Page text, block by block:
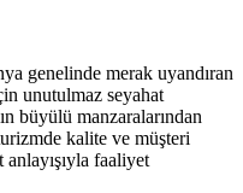
genelinde merak uyandıran
unutulmaz seyahat
büyülü manzaralarından
kalite ve müşteri
faaliyet